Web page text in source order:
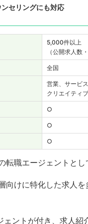
ンセリングにも対応
5,000件以上
（公開求人数
全国
営業、サービ
クリエイティ
○
○
○
転職エージェントとし
向けに特化した求人
ェントが付き、求人紹